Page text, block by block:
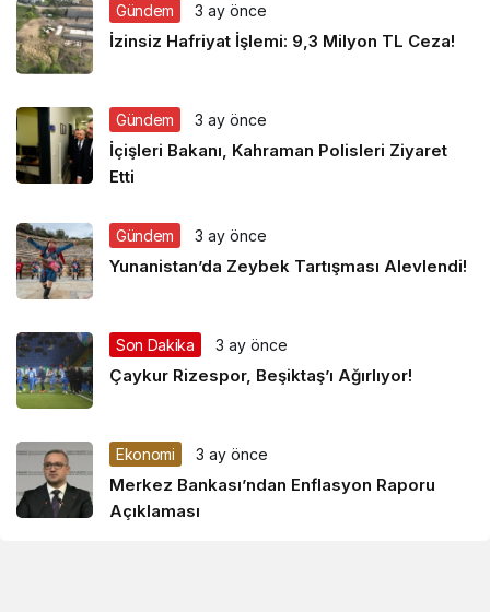
Gündem 3 ay önce
İzinsiz Hafriyat İşlemi: 9,3 Milyon TL Ceza!
Gündem 3 ay önce
İçişleri Bakanı, Kahraman Polisleri Ziyaret
Etti
Gündem 3 ay önce
Yunanistan’da Zeybek Tartışması Alevlendi!
Son Dakika 3 ay önce
Çaykur Rizespor, Beşiktaş’ı Ağırlıyor!
Ekonomi 3 ay önce
Merkez Bankası’ndan Enflasyon Raporu
Açıklaması